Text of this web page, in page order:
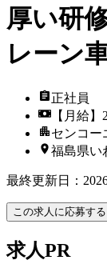
厚い研
レーン
正社員
【月給
センコー
福島県い
最終更新日 ：
この求人に応募する
求人PR